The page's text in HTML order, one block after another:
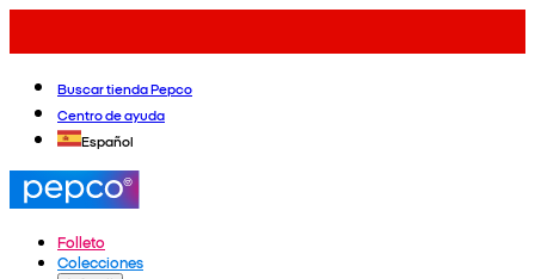
Buscar tienda Pepco
Centro de ayuda
Español
Folleto
Colecciones